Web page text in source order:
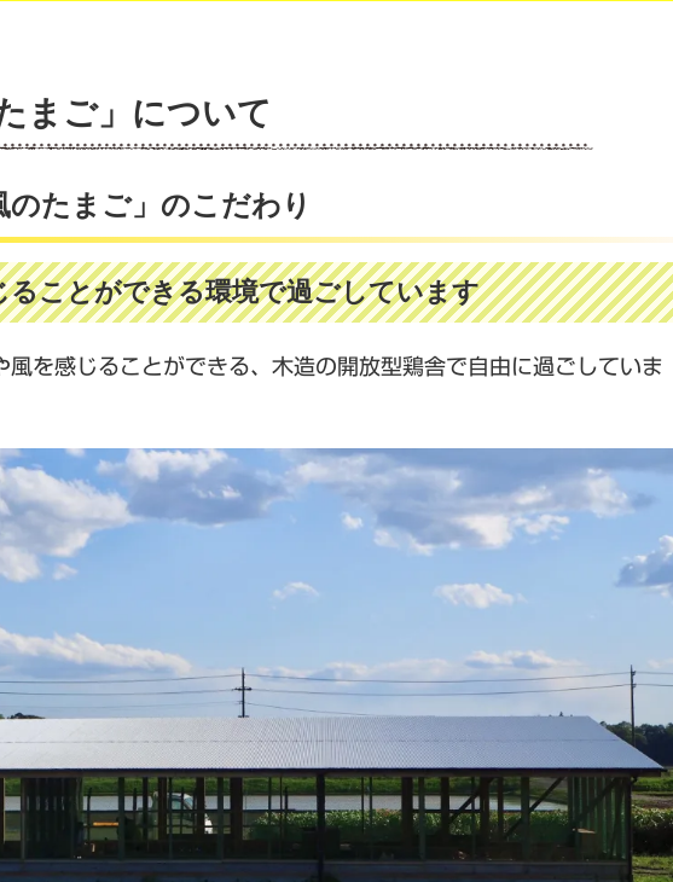
まご」について
たまご」のこだわり
ことができる環境で過ごしています
を感じることができる、木造の開放型鶏舎で自由に過ごしていま